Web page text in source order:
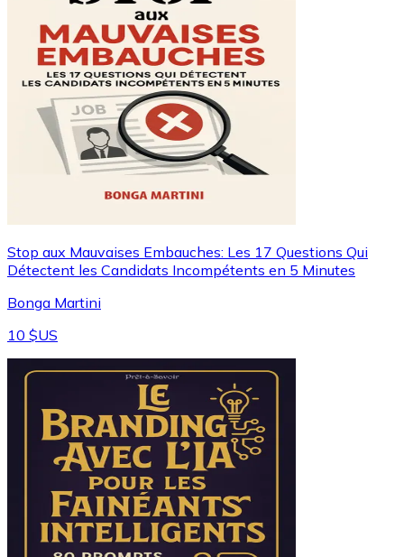
Stop aux Mauvaises Embauches: Les 17 Questions Qui
Détectent les Candidats Incompétents en 5 Minutes
Bonga Martini
10 $US